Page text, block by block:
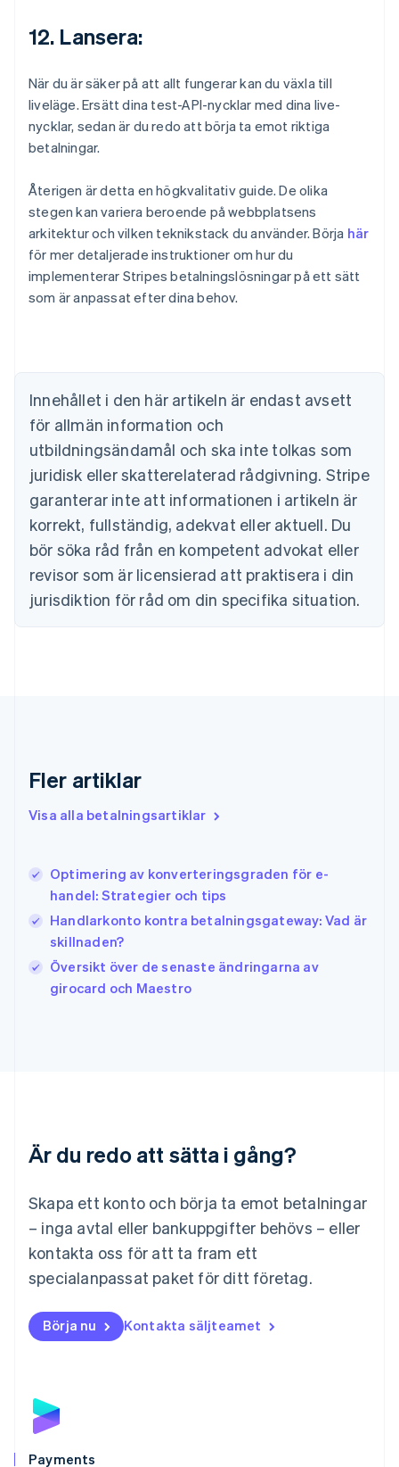
12. Lansera:
När du är säker på att allt fungerar kan du växla till
liveläge. Ersätt dina test-API-nycklar med dina live-
nycklar, sedan är du redo att börja ta emot riktiga
betalningar.
Återigen är detta en högkvalitativ guide. De olika
stegen kan variera beroende på webbplatsens
arkitektur och vilken teknikstack du använder. Börja här
för mer detaljerade instruktioner om hur du
implementerar Stripes betalningslösningar på ett sätt
som är anpassat efter dina behov.
Innehållet i den här artikeln är endast avsett
för allmän information och
utbildningsändamål och ska inte tolkas som
juridisk eller skatterelaterad rådgivning. Stripe
garanterar inte att informationen i artikeln är
korrekt, fullständig, adekvat eller aktuell. Du
bör söka råd från en kompetent advokat eller
revisor som är licensierad att praktisera i din
jurisdiktion för råd om din specifika situation.
Fler artiklar
Visa alla betalningsartiklar
Optimering av konverteringsgraden för e-
handel: Strategier och tips
Handlarkonto kontra betalningsgateway: Vad är
skillnaden?
Översikt över de senaste ändringarna av
girocard och Maestro
Är du redo att sätta i gång?
Skapa ett konto och börja ta emot betalningar
– inga avtal eller bankuppgifter behövs – eller
kontakta oss för att ta fram ett
specialanpassat paket för ditt företag.
Börja nu Kontakta säljteamet
Payments
Australien
English
PortuguêsEnglish
Bulgarien
English
Cypern
English
Danmark
English
Estland
Fastlandskina
简体中文English
Finland
English Svenska
Frankrike
简体中文
Indien
Irland
ItalianoEnglish
Japan
日本語English
EnglishFrançais
Kroatien
EnglishItaliano
Malaysia
English
Mexiko
Nederländerna
NederlandsEnglish
English
Nya Zeeland
Portugal
Português
English